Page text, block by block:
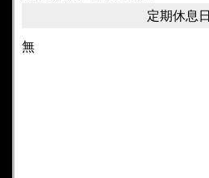
定期休息日
無